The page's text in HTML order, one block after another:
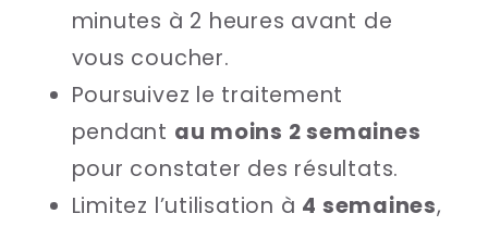
minutes à 2 heures avant de
vous coucher.
Poursuivez le traitement
pendant au moins 2 semaines
pour constater des résultats.
Limitez l’utilisation à 4 semaines,